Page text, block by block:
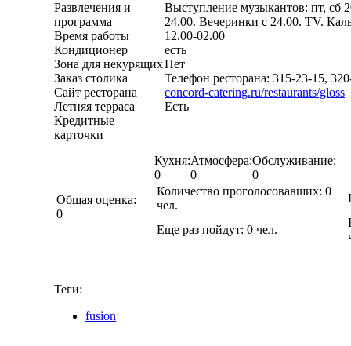
Развлечения и
программа
Выступление музыкантов: пт, сб
24.00. Вечеринки с 24.00. TV.
Время работы
12.00-02.00
Кондиционер
есть
Зона для некурящихНет
Заказ столика
Телефон ресторана: 315-23-15,
Сайт ресторана
concord-catering.ru/restaurants/gloss
Летняя терраса
Есть
Кредитные
карточки
Общая оценка:
0
Кухня:
0
Атмосфера:
0
Обслуживание:
0
Количество проголосовавших: 0
чел.
Еще раз пойдут: 0 чел.
Теги:
fusion